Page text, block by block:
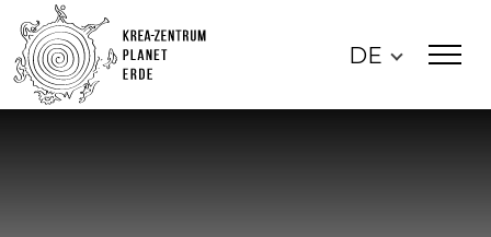
DE